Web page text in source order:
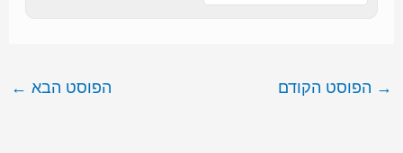
→ הפוסט הקודם הפוסט הבא ←